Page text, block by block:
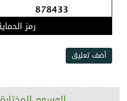
رمز
أضف تعليق